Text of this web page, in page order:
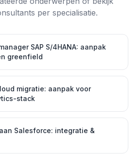
per specialisatie.
SAP S/4HANA: aanpak
greenfield
migratie: aanpak voor
stack
Salesforce: integratie &